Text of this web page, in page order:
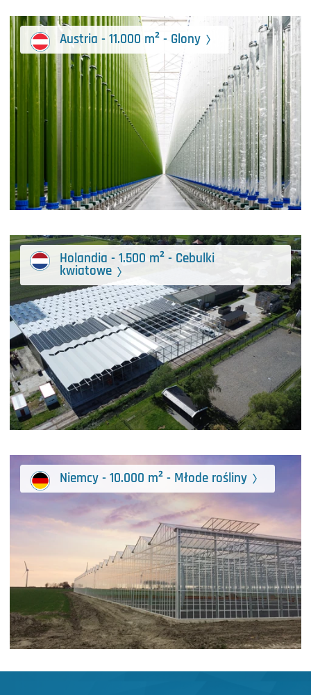
Austria - 11.000 m² - Glony
Holandia - 1.500 m² - Cebulki
kwiatowe
Niemcy - 10.000 m² - Młode rośliny